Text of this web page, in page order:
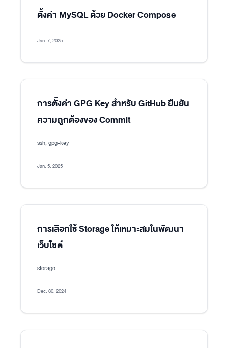
ตั้งค่า MySQL ด้วย Docker Compose
Jan. 7, 2025
การตั้งค่า GPG Key สำหรับ GitHub ยืนยัน
ความถูกต้องของ Commit
ssh, gpg-key
Jan. 5, 2025
การเลือกใช้ Storage ให้เหมาะสมในพัฒนา
เว็บไซต์
storage
Dec. 30, 2024